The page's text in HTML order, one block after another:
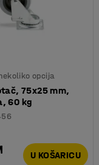
opcija
75x25 mm,
60 kg
U KOŠARICU